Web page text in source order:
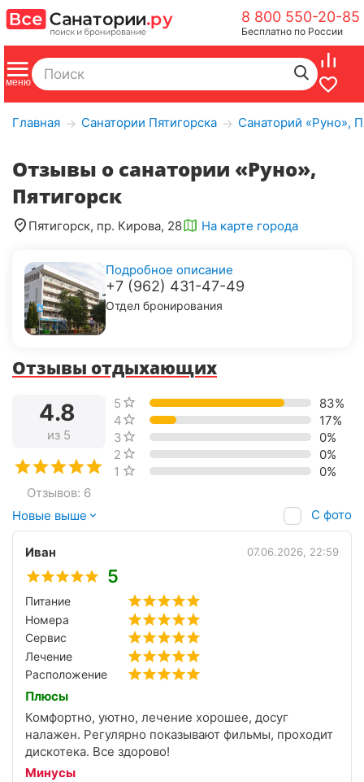
8 800 550-20-85
Бесплатно по России
Главная → Санатории Пятигорска → Санаторий «Руно»,
Отзывы о санатории «Руно»,
Пятигорск
Пятигорск, пр. Кирова, 28 На карте города
Подробное описание
+7 (962) 431-47-49
Отдел бронирования
Отзывы отдыхающих
4.8
из 5
Отзывов: 6
5 звёзд
83%
4 звезды
17%
3 звезды
0%
2 звезды
0%
1 звезда
0%
Новые выше С фото
Иван 07.06.2026, 22:59
5
Питание
Номера
Сервис
Лечение
Расположение
Плюсы
Комфортно, уютно, лечение хорошее, досуг
налажен. Регулярно показывают фильмы, проходит
дискотека. Все здорово!
Минусы